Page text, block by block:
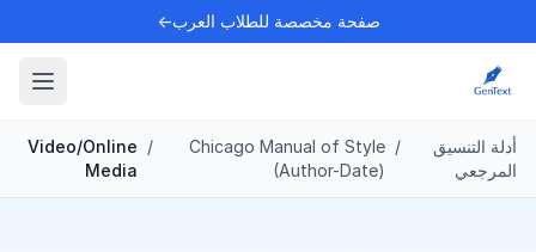
صفحة مخصصة للطلاب العرب←
أدلة التنسيق
المرجعي
/
Chicago Manual of Style
(Author-Date)
/
Video/Online
Media